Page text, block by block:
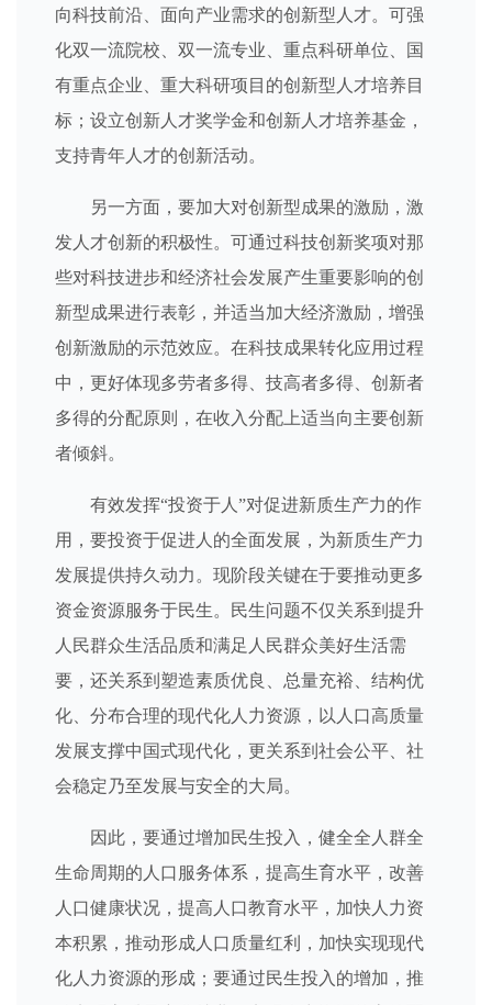
向科技前沿、面向产业需求的创新型人才。可强
化双一流院校、双一流专业、重点科研单位、国
有重点企业、重大科研项目的创新型人才培养目
标；设立创新人才奖学金和创新人才培养基金，
支持青年人才的创新活动。
另一方面，要加大对创新型成果的激励，激
发人才创新的积极性。可通过科技创新奖项对那
些对科技进步和经济社会发展产生重要影响的创
新型成果进行表彰，并适当加大经济激励，增强
创新激励的示范效应。在科技成果转化应用过程
中，更好体现多劳者多得、技高者多得、创新者
多得的分配原则，在收入分配上适当向主要创新
者倾斜。
有效发挥“投资于人”对促进新质生产力的作
用，要投资于促进人的全面发展，为新质生产力
发展提供持久动力。现阶段关键在于要推动更多
资金资源服务于民生。民生问题不仅关系到提升
人民群众生活品质和满足人民群众美好生活需
要，还关系到塑造素质优良、总量充裕、结构优
化、分布合理的现代化人力资源，以人口高质量
发展支撑中国式现代化，更关系到社会公平、社
会稳定乃至发展与安全的大局。
因此，要通过增加民生投入，健全全人群全
生命周期的人口服务体系，提高生育水平，改善
人口健康状况，提高人口教育水平，加快人力资
本积累，推动形成人口质量红利，加快实现现代
化人力资源的形成；要通过民生投入的增加，推